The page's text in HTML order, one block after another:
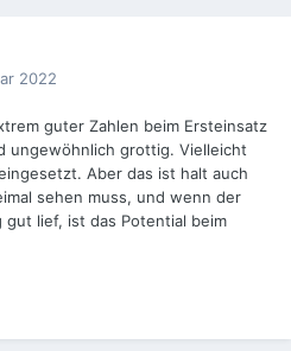
2022
guter Zahlen beim Ersteinsatz
ungewöhnlich grottig. Vielleicht
Aber das ist halt auch
sehen muss, und wenn der
lief, ist das Potential beim